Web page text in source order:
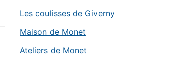
Les coulisses de Giverny
Maison de Monet
Ateliers de Monet